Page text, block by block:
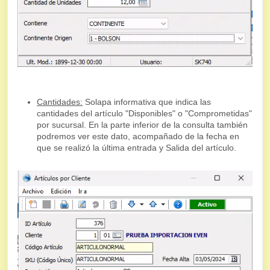
Cantidades: Solapa informativa que indica las
cantidades del artículo "Disponibles" o "Comprometidas"
por sucursal. En la parte inferior de la consulta también
podremos ver este dato, acompañado de la fecha en
que se realizó la última entrada y Salida del artículo.